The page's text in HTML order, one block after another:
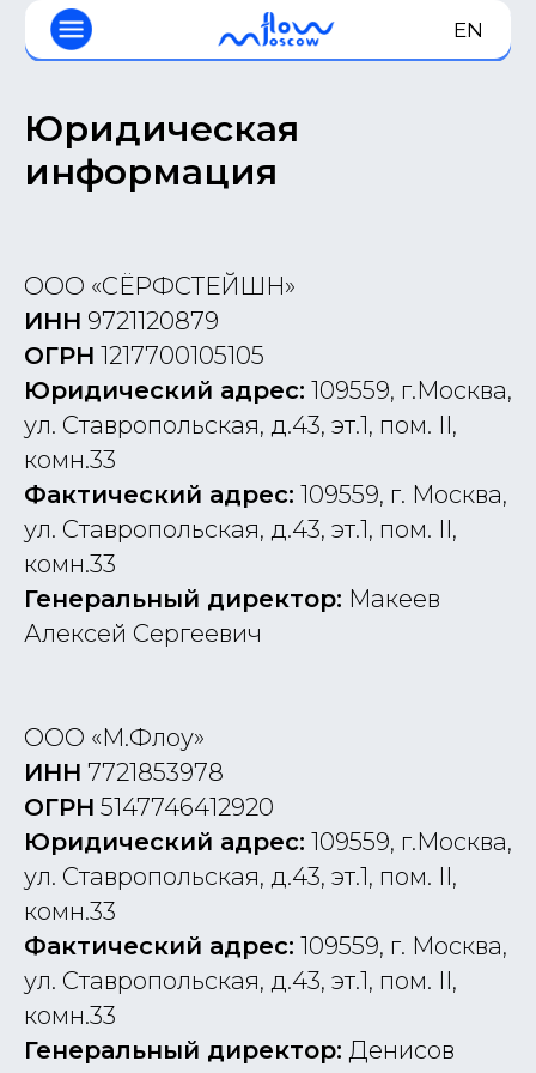
EN
Юридическая
информация
ООО «СЁРФСТЕЙШН»
ИНН 9721120879
ОГРН 1217700105105
Юридический адрес: 109559, г.Москва,
ул. Ставропольская, д.43, эт.1, пом. II,
комн.33
Фактический адрес: 109559, г. Москва,
ул. Ставропольская, д.43, эт.1, пом. II,
комн.33
Генеральный директор: Макеев
Алексей Сергеевич
ООО «М.Флоу»
ИНН 7721853978
ОГРН 5147746412920
Юридический адрес: 109559, г.Москва,
ул. Ставропольская, д.43, эт.1, пом. II,
комн.33
Фактический адрес: 109559, г. Москва,
ул. Ставропольская, д.43, эт.1, пом. II,
комн.33
Генеральный директор: Денисов
Получите
незабываемые
эмоции
*
Аэротруба
Волна